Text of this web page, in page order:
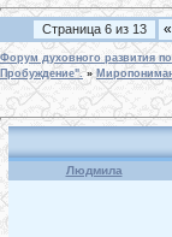
Страница 6 из 13 «
Форум духовного развития
Пробуждение". »
Людмила